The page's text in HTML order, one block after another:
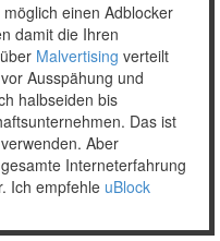
einen Adblocker
damit die Ihren
Malvertising verteilt
Ausspähung und
halbseiden bis
Das ist
Aber
Interneterfahrung
Ich empfehle uBlock